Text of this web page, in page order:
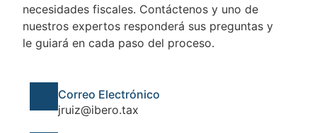
necesidades fiscales. Contáctenos y uno de
nuestros expertos responderá sus preguntas y
le guiará en cada paso del proceso.
Correo Electrónico
jruiz@ibero.tax